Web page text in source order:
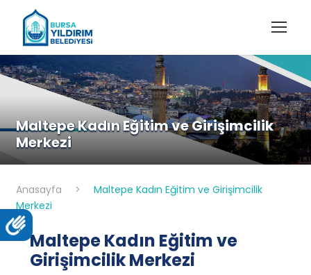
Maltepe Kadın Eğitim ve Girişimcilik
Merkezi
Anasayfa >
Maltepe Kadın Eğitim ve Girişimcilik
Merkezi
Maltepe Kadın Eğitim ve
Girişimcilik Merkezi